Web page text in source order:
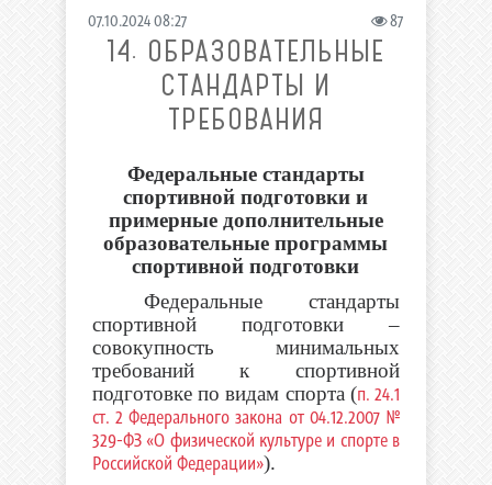
07.10.2024 08:27 87
14. ОБРАЗОВАТЕЛЬНЫЕ
СТАНДАРТЫ И
ТРЕБОВАНИЯ
Федеральные стандарты
спортивной подготовки и
примерные дополнительные
образовательные программы
спортивной подготовки
Федеральные стандарты
спортивной подготовки –
совокупность минимальных
требований к спортивной
подготовке по видам спорта (п. 24.1
ст. 2 Федерального закона от 04.12.2007 №
329-ФЗ «О физической культуре и спорте в
Российской Федерации»).